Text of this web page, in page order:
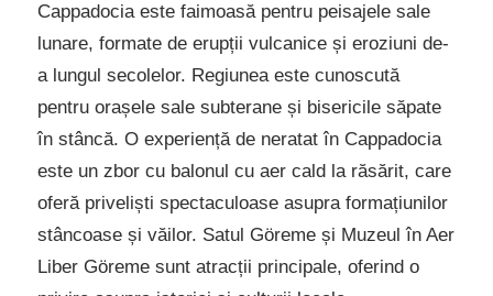
Cappadocia este faimoasă pentru peisajele sale
lunare, formate de erupții vulcanice și eroziuni de-
a lungul secolelor. Regiunea este cunoscută
pentru orașele sale subterane și bisericile săpate
în stâncă. O experiență de neratat în Cappadocia
este un zbor cu balonul cu aer cald la răsărit, care
oferă priveliști spectaculoase asupra formațiunilor
stâncoase și văilor. Satul Göreme și Muzeul în Aer
Liber Göreme sunt atracții principale, oferind o